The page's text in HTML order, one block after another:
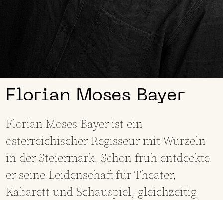
Florian Moses Bayer
Florian Moses Bayer ist ein
österreichischer Regisseur mit Wurzeln
in der Steiermark. Schon früh entdeckte
er seine Leidenschaft für Theater,
Kabarett und Schauspiel, gleichzeitig